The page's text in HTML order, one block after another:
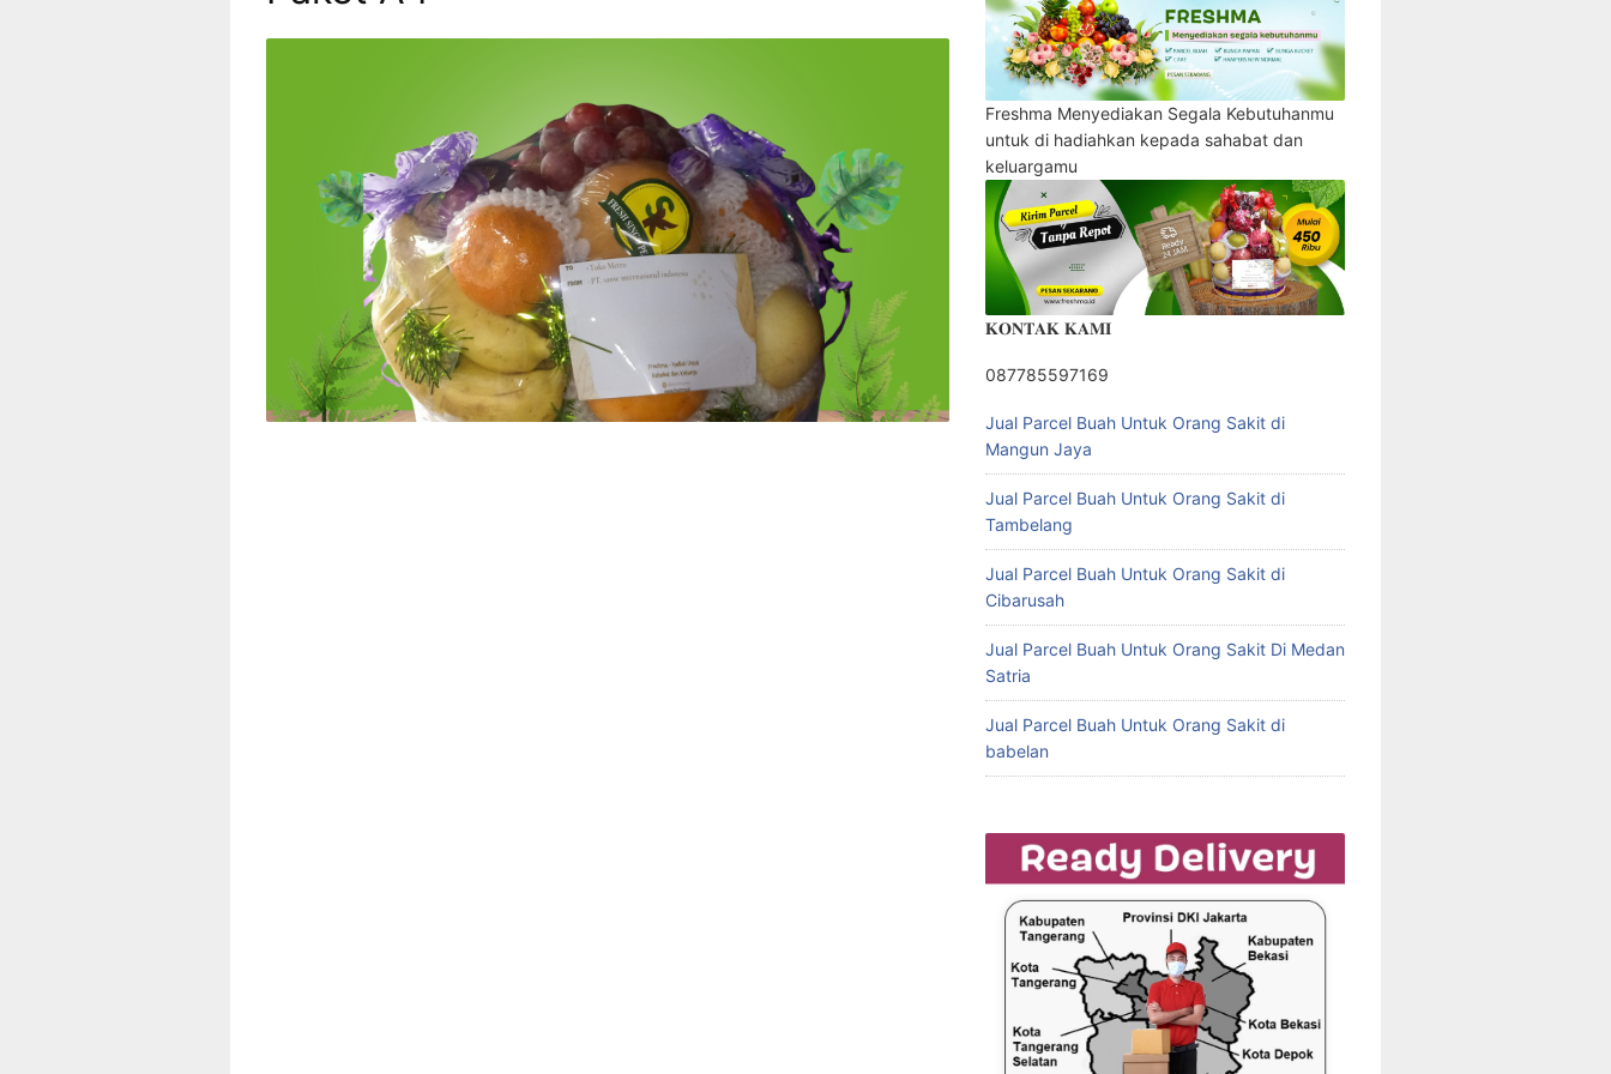
Freshma Menyediakan Segala Kebutuhanmu
untuk di hadiahkan kepada sahabat dan
keluargamu
𝐊𝐎𝐍𝐓𝐀𝐊 𝐊𝐀𝐌𝐈
087785597169
Jual Parcel Buah Untuk Orang Sakit di
Mangun Jaya
Jual Parcel Buah Untuk Orang Sakit di
Tambelang
Jual Parcel Buah Untuk Orang Sakit di
Cibarusah
Jual Parcel Buah Untuk Orang Sakit Di Medan
Satria
Jual Parcel Buah Untuk Orang Sakit di
babelan